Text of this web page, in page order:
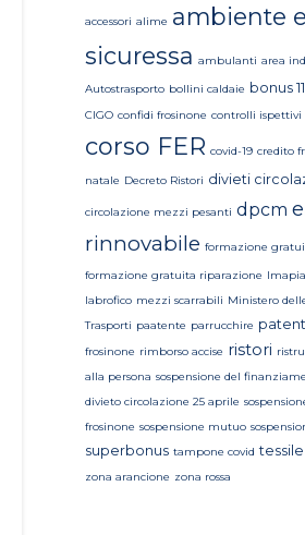
accessori alime ambiente e
sicuressa ambulanti area
Autostrasporto bollini caldaie bonus
CIGO confidi frosinone controlli ispettivi
corso FER covid-19 credito
natale Decreto Ristori divieti
circolazione mezzi pesanti dpcm
rinnovabile formazione
formazione gratuita riparazione
labrofico mezzi scarrabili Ministero
Trasporti paatente parrucchire
frosinone rimborso accise ristori
alla persona sospensione del
divieto circolazione 25 aprile
frosinone sospensione mutuo
superbonus tampone covid tessile
zona arancione zona rossa